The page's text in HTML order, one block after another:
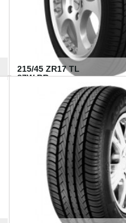
215/45 ZR17 TL
87W BR...